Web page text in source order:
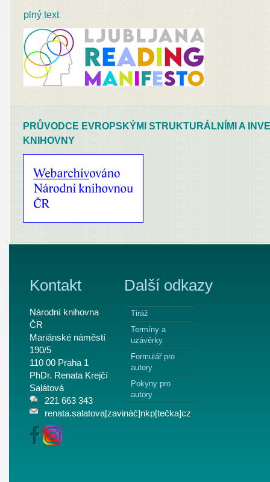
plný text
PRŮVODCE EVROPSKÝMI STRUKTURÁLNÍMI A
KNIHOVNY
Kontakt
Národní knihovna
ČR
Mariánské náměstí
190/5
110 00 Praha 1
PhDr. Renata Krejčí
Salátová
221 663 343
renata.salatova[zavináč]nkp[tečka]cz
Další odkazy
Tiráž
Termíny a
uzávěrky
Formulář pro
autory
Pokyny pro
autory